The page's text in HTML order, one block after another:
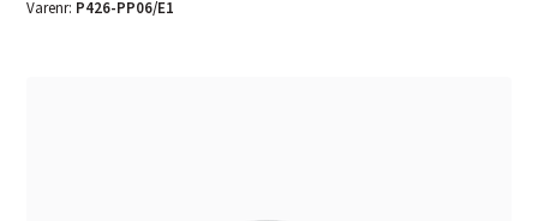
Varenr: P426-PP06/E1